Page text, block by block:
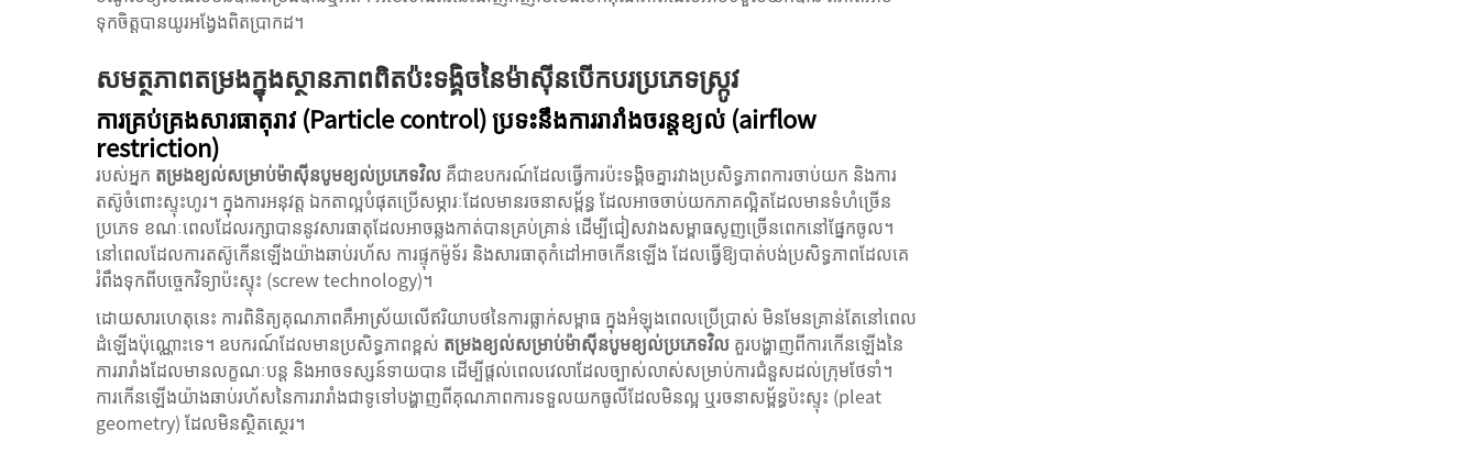
ទុកចិត្តបានយូរអង្វែងពិតប្រាកដ។
សមត្ថភាពតម្រងក្នុងស្ថានភាពពិតប៉ះទង្គិចនៃម៉ាស៊ីនបើកបរប្រភេទស្ក្រូវ
ការគ្រប់គ្រងសារធាតុរាវ (Particle control) ប្រទះនឹងការរារាំងចរន្តខ្យល់ (airflow
restriction)
របស់អ្នក តម្រងខ្យល់សម្រាប់ម៉ាស៊ីនបូមខ្យល់ប្រភេទវិល គឺជាឧបករណ៍ដែលធ្វើការប៉ះទង្គិចគ្នារវាងប្រសិទ្ធភាពការចាប់យក និងការ
តស៊ូចំពោះស្ទុះហូរ។ ក្នុងការអនុវត្ត ឯកតាល្អបំផុតប្រើសម្ភារៈដែលមានរចនាសម្ព័ន្ធ ដែលអាចចាប់យកភាគល្អិតដែលមានទំហំច្រើន
ប្រភេទ ខណៈពេលដែលរក្សាបាននូវសារធាតុដែលអាចឆ្លងកាត់បានគ្រប់គ្រាន់ ដើម្បីជៀសវាងសម្ពាធ​សូញ​ច្រើនពេកនៅផ្នែកចូល។
នៅពេលដែលការតស៊ូកើនឡើងយ៉ាងឆាប់រហ័ស ការផ្ទុកម៉ូទ័រ និងសារធាតុកំដៅអាចកើនឡើង ដែលធ្វើឱ្យបាត់បង់ប្រសិទ្ធភាពដែលគេ
រំពឹងទុកពីបច្ចេកវិទ្យាប៉ះស្ទុះ (screw technology)។
ដោយសារហេតុនេះ ការពិនិត្យគុណភាពគឺអាស្រ័យលើឥរិយាបថនៃការធ្លាក់សម្ពាធ ក្នុងអំឡុងពេលប្រើប្រាស់ មិនមែនគ្រាន់តែនៅពេល
ដំឡើងប៉ុណ្ណោះទេ។ ឧបករណ៍ដែលមានប្រសិទ្ធភាពខ្ពស់ តម្រងខ្យល់សម្រាប់ម៉ាស៊ីនបូមខ្យល់ប្រភេទវិល គួរបង្ហាញពីការកើនឡើងនៃ
ការរារាំងដែលមានលក្ខណៈបន្ត និងអាចទស្សន៍ទាយបាន ដើម្បីផ្តល់ពេលវេលាដែលច្បាស់លាស់សម្រាប់ការជំនួសដល់ក្រុមថែទាំ។
ការកើនឡើងយ៉ាងឆាប់រហ័សនៃការរារាំងជាទូទៅបង្ហាញពីគុណភាពការទទួលយកធូលីដែលមិនល្អ ឬរចនាសម្ព័ន្ធប៉ះស្ទុះ (pleat
geometry) ដែលមិនស្ថិតស្ថេរ។